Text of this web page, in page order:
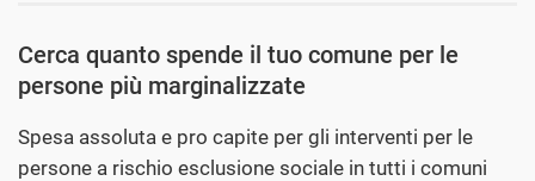
Cerca quanto spende il tuo comune per le
persone più marginalizzate
Spesa assoluta e pro capite per gli interventi per le
persone a rischio esclusione sociale in tutti i comuni